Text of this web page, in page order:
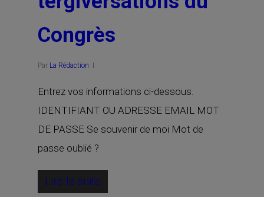
Congrès
Par La Rédaction
Entrez vos informations ci-dessous.
IDENTIFIANT OU ADRESSE EMAIL MOT
DE PASSE Se souvenir de moi Mot de
passe oublié ?
Lire la suite